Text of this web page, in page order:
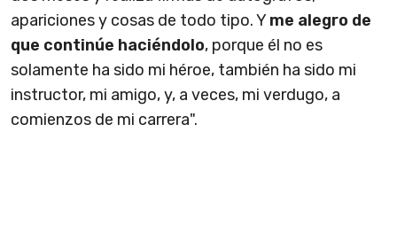
apariciones y cosas de todo tipo. Y me alegro de
que continúe haciéndolo, porque él no es
solamente ha sido mi héroe, también ha sido mi
instructor, mi amigo, y, a veces, mi verdugo, a
comienzos de mi carrera".